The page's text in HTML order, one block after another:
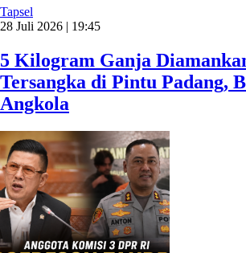
Tapsel
28 Juli 2026 | 19:45
5 Kilogram Ganja
Tersangka di Pintu Padang,
Angkola